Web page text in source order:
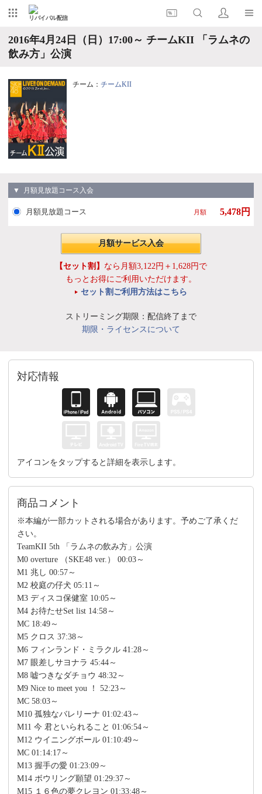
リバイバル配信
2016年4月24日（日）17:00～ チームKII 「ラムネの
飲み方」公演
チーム： チームKII
▼ 月額見放題コース入会
月額見放題コース 月額 5,478円
月額サービス入会
【セット割】 なら月額3,122円＋1,628円で
もっとお得にご利用いただけます。
セット割ご利用方法はこちら
ストリーミング期限：配信終了まで
期限・ライセンスについて
対応情報
アイコンをタップすると詳細を表示します。
商品コメント
※本編が一部カットされる場合があります。予めご了承くだ
さい。
TeamKII 5th 「ラムネの飲み方」公演
M0 overture （SKE48 ver.） 00:03～
M1 兆し 00:57～
M2 校庭の仔犬 05:11～
M3 ディスコ保健室 10:05～
M4 お待たせSet list 14:58～
MC 18:49～
M5 クロス 37:38～
M6 フィンランド・ミラクル 41:28～
M7 眼差しサヨナラ 45:44～
M8 嘘つきなダチョウ 48:32～
M9 Nice to meet you ！ 52:23～
MC 58:03～
M10 孤独なバレリーナ 01:02:43～
M11 今 君といられること 01:06:54～
M12 ウイニングボール 01:10:49～
MC 01:14:17～
M13 握手の愛 01:23:09～
M14 ボウリング願望 01:29:37～
M15 １６色の夢クレヨン 01:33:48～